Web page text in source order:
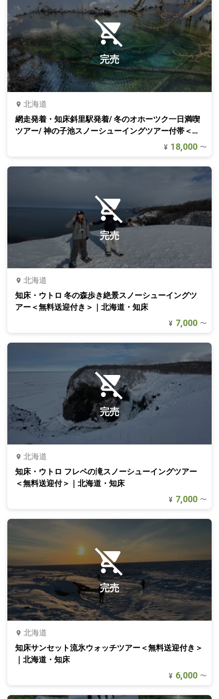
完売
北海道
網走発着・知床斜里駅発着/ 冬のオホーツク一日満喫
ツアー/ 神の子池スノーシューイングツアー付帯＜無
¥ 18,000 〜
完売
北海道
知床・ウトロ 冬の森歩き絶景スノーシューイングツ
アー＜無料送迎付き＞｜北海道・知床
¥ 7,000 〜
完売
北海道
知床・ウトロ フレペの滝スノーシューイングツアー
＜無料送迎付＞｜北海道・知床
¥ 7,000 〜
完売
北海道
知床サンセット流氷ウォッチツアー＜無料送迎付き＞
｜北海道・知床
¥ 6,000 〜